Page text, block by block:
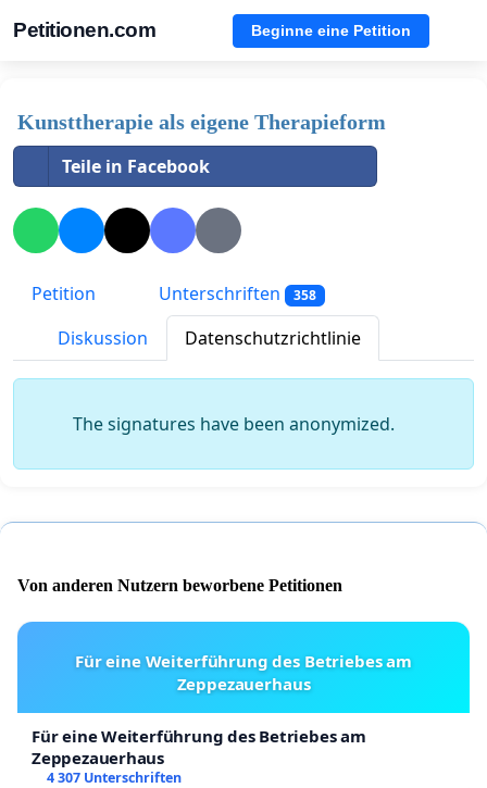
Petitionen.com Beginne eine Petition
Kunsttherapie als eigene Therapieform
Teile in Facebook
Petition Unterschriften 358
Diskussion Datenschutzrichtlinie
The signatures have been anonymized.
Von anderen Nutzern beworbene Petitionen
Für eine Weiterführung des Betriebes am
Zeppezauerhaus
Für eine Weiterführung des Betriebes am
Zeppezauerhaus
4 307 Unterschriften